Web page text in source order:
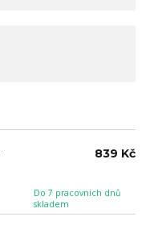
Do 7 pracovních dnů
skladem
839 Kč